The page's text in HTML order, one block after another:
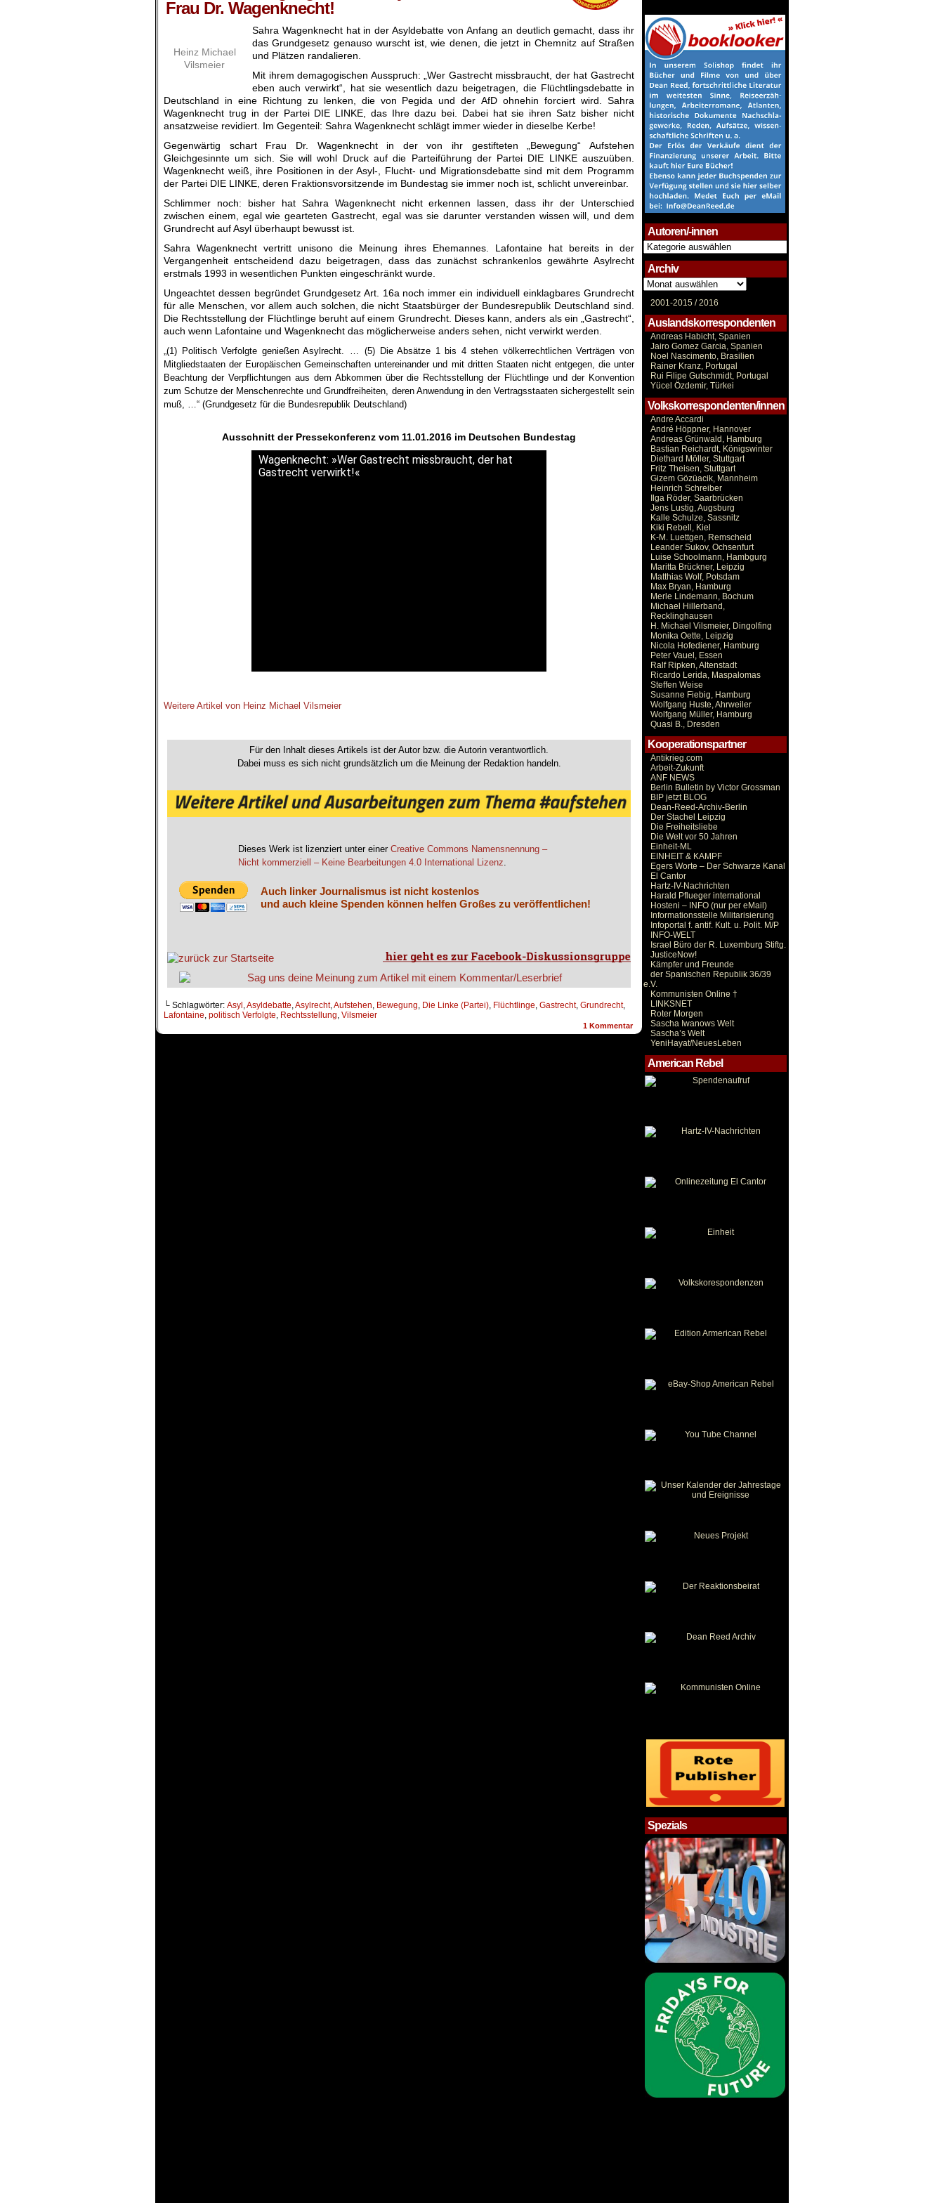
Frau Dr. Wagenknecht!
Heinz Michael
Vilsmeier
Sahra Wagenknecht hat in der Asyldebatte von Anfang an deutlich gemacht, dass ihr
das Grundgesetz genauso wurscht ist, wie denen, die jetzt in Chemnitz auf Straßen
und Plätzen randalieren.
Mit ihrem demagogischen Ausspruch: „Wer Gastrecht missbraucht, der hat Gastrecht
eben auch verwirkt“, hat sie wesentlich dazu beigetragen, die Flüchtlingsdebatte in
Deutschland in eine Richtung zu lenken, die von Pegida und der AfD ohnehin forciert wird. Sahra
Wagenknecht trug in der Partei DIE LINKE, das Ihre dazu bei. Dabei hat sie ihren Satz bisher nicht
ansatzweise revidiert. Im Gegenteil: Sahra Wagenknecht schlägt immer wieder in dieselbe Kerbe!
Gegenwärtig schart Frau Dr. Wagenknecht in der von ihr gestifteten „Bewegung“ Aufstehen
Gleichgesinnte um sich. Sie will wohl Druck auf die Parteiführung der Partei DIE LINKE auszuüben.
Wagenknecht weiß, ihre Positionen in der Asyl-, Flucht- und Migrationsdebatte sind mit dem Programm
der Partei DIE LINKE, deren Fraktionsvorsitzende im Bundestag sie immer noch ist, schlicht unvereinbar.
Schlimmer noch: bisher hat Sahra Wagenknecht nicht erkennen lassen, dass ihr der Unterschied
zwischen einem, egal wie gearteten Gastrecht, egal was sie darunter verstanden wissen will, und dem
Grundrecht auf Asyl überhaupt bewusst ist.
Sahra Wagenknecht vertritt unisono die Meinung ihres Ehemannes. Lafontaine hat bereits in der
Vergangenheit entscheidend dazu beigetragen, dass das zunächst schrankenlos gewährte Asylrecht
erstmals 1993 in wesentlichen Punkten eingeschränkt wurde.
Ungeachtet dessen begründet Grundgesetz Art. 16a noch immer ein individuell einklagbares Grundrecht
für alle Menschen, vor allem auch solchen, die nicht Staatsbürger der Bundesrepublik Deutschland sind.
Die Rechtsstellung der Flüchtlinge beruht auf einem Grundrecht. Dieses kann, anders als ein „Gastrecht“,
auch wenn Lafontaine und Wagenknecht das möglicherweise anders sehen, nicht verwirkt werden.
„(1) Politisch Verfolgte genießen Asylrecht. … (5) Die Absätze 1 bis 4 stehen völkerrechtlichen Verträgen von
Mitgliedstaaten der Europäischen Gemeinschaften untereinander und mit dritten Staaten nicht entgegen, die unter
Beachtung der Verpflichtungen aus dem Abkommen über die Rechtsstellung der Flüchtlinge und der Konvention
zum Schutze der Menschenrechte und Grundfreiheiten, deren Anwendung in den Vertragsstaaten sichergestellt sein
muß, …“ (Grundgesetz für die Bundesrepublik Deutschland)
Ausschnitt der Pressekonferenz vom 11.01.2016 im Deutschen Bundestag
Wagenknecht: »Wer Gastrecht missbraucht, der hat
Gastrecht verwirkt!«
Weitere Artikel von Heinz Michael Vilsmeier
Für den Inhalt dieses Artikels ist der Autor bzw. die Autorin verantwortlich.
Dabei muss es sich nicht grundsätzlich um die Meinung der Redaktion handeln.
Dieses Werk ist lizenziert unter einer Creative Commons Namensnennung –
Nicht kommerziell – Keine Bearbeitungen 4.0 International Lizenz
Auch linker Journalismus ist nicht kostenlos
und auch kleine Spenden können helfen Großes zu veröffentlichen!
└ Schlagwörter: Asyl Asyldebatte Asylrecht, Aufstehen Bewegung Die Linke (Partei) Flüchtlinge Gastrecht, Grundrecht,
Lafontaine politisch Verfolgte Rechtsstellung Vilsmeier
1 Kommentar
Autoren/-innen
Autoren/-
innen
Archiv
Archiv
2001-2015 /2016
Auslandskorrespondenten
Andreas Habicht, Spanien
Jairo Gomez Garcia, Spanien
Noel Nascimento, Brasilien
Rainer Kranz, Portugal
Rui Filipe Gutschmidt, Portugal
Yücel Özdemir, Türkei
Volkskorrespondenten/innen
Andre Accardi
André Höppner, Hannover
Andreas Grünwald, Hamburg
Bastian Reichardt, Königswinter
Diethard Möller, Stuttgart
Fritz Theisen, Stuttgart
Gizem Gözüacik, Mannheim
Heinrich Schreiber
Ilga Röder, Saarbrücken
Jens Lustig, Augsburg
Kalle Schulze, Sassnitz
Kiki Rebell, Kiel
K-M. Luettgen, Remscheid
Leander Sukov, Ochsenfurt
Luise Schoolmann, Hambgurg
Maritta Brückner, Leipzig
Matthias Wolf, Potsdam
Max Bryan, Hamburg
Merle Lindemann, Bochum
Michael Hillerband,
Recklinghausen
H. Michael Vilsmeier, Dingolfing
Monika Oette, Leipzig
Nicola Hofediener, Hamburg
Peter Vauel, Essen
Ralf Ripken, Altenstadt
Ricardo Lerida, Maspalomas
Steffen Weise
Susanne Fiebig, Hamburg
Wolfgang Huste, Ahrweiler
Wolfgang Müller, Hamburg
Quasi B., Dresden
Kooperationspartner
Antikrieg.com
Arbeit-Zukunft
ANF NEWS
Berlin Bulletin by Victor Grossman
BIP jetzt BLOG
Dean-Reed-Archiv-Berlin
Der Stachel Leipzig
Die Freiheitsliebe
Die Welt vor 50 Jahren
Einheit-ML
EINHEIT & KAMPF
Egers Worte – Der Schwarze Kanal
El Cantor
Hartz-IV-Nachrichten
Harald Pflueger international
Hosteni – INFO (nur per eMail)
Informationsstelle Militarisierung
Infoportal f. antif. Kult. u. Polit. M/P
INFO-WELT
Israel Büro der R. Luxemburg Stiftg.
JusticeNow!
Kämpfer und Freunde
der Spanischen Republik 36/39
e.V.
Kommunisten Online †
LINKSNET
Roter Morgen
Sascha Iwanows Welt
Sascha’s Welt
YeniHayat/NeuesLeben
American Rebel
Spezials